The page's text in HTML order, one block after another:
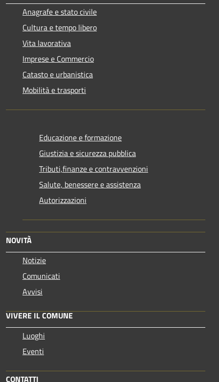
Anagrafe e stato civile
Cultura e tempo libero
Vita lavorativa
Imprese e Commercio
Catasto e urbanistica
Mobilità e trasporti
Educazione e formazione
Giustizia e sicurezza pubblica
Tributi,finanze e contravvenzioni
Salute, benessere e assistenza
Autorizzazioni
NOVITÀ
Notizie
Comunicati
Avvisi
VIVERE IL COMUNE
Luoghi
Eventi
CONTATTI